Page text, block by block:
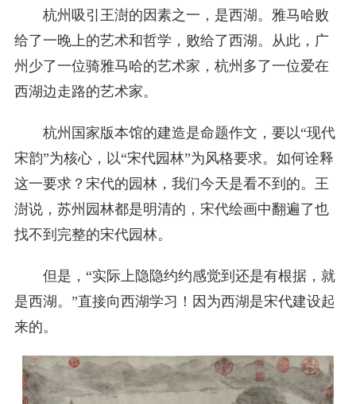
杭州吸引王澍的因素之一，是西湖。雅马哈败
给了一晚上的艺术和哲学，败给了西湖。从此，广
州少了一位骑雅马哈的艺术家，杭州多了一位爱在
西湖边走路的艺术家。
杭州国家版本馆的建造是命题作文，要以“现代
宋韵”为核心，以“宋代园林”为风格要求。如何诠释
这一要求？宋代的园林，我们今天是看不到的。王
澍说，苏州园林都是明清的，宋代绘画中翻遍了也
找不到完整的宋代园林。
但是，“实际上隐隐约约感觉到还是有根据，就
是西湖。”直接向西湖学习！因为西湖是宋代建设起
来的。